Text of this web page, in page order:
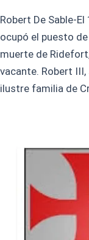
Robert De Sable-
ocupó el puesto
muerte de
vacante. Robert
ilustre familia de